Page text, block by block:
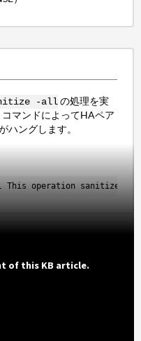
-allの処理を実
マンドによってHAペア
ハングします。
operation sanitizes
of this KB article.